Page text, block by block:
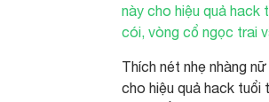
Thích nét nhẹ nhàng
cho hiệu quả hack tuổi